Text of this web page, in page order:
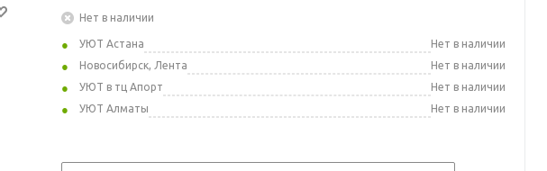
Нет в наличии
УЮТ Астана
Нет в наличии
Новосибирск, Лента
Нет в наличии
УЮТ в тц Апорт
Нет в наличии
УЮТ Алматы
Нет в наличии